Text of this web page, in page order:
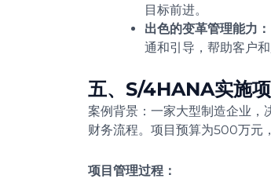
目标前进。
出色的变革管理能力：
通和引导，帮助客户
五、S/4HANA实施
案例背景：一家大型制造企业，
财务流程。项目预算为500万元
项目管理过程：